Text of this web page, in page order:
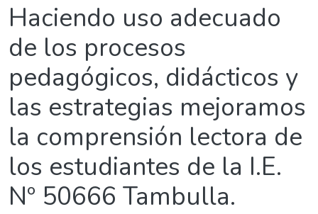
Haciendo uso adecuado
de los procesos
pedagógicos, didácticos y
las estrategias mejoramos
la comprensión lectora de
los estudiantes de la I.E.
Nº 50666 Tambulla.